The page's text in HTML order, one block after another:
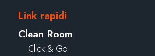
Link rapidi
Clean Room
Click & Go